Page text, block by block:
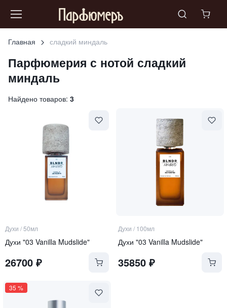
Главная сладкий миндаль
Парфюмерия с нотой сладкий
миндаль
Найдено товаров: 3
Духи /50мл
Духи "03 Vanilla Mudslide"
26700 ₽
Духи / 100мл
Духи "03 Vanilla Mudslide"
35850₽
35 %